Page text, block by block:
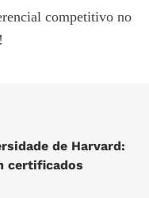
competitivo no
de Harvard:
certificados